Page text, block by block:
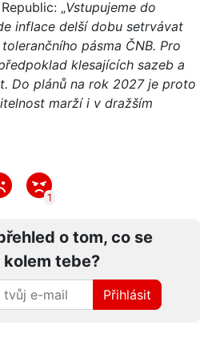
„Vstupujeme do
inflace delší dobu setrvávat
pásma ČNB. Pro
klesajících sazeb a
Do plánů na rok 2027 je proto
marží i v dražším
1
o tom, co se
kolem tebe?
Přihlásit